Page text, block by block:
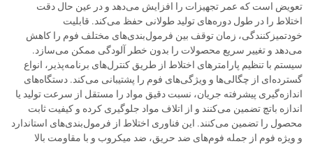
تعویض است که عمر تجهیزات را افزایش می‌دهد و در عین حال دقت
اختلاط را در طول دوره‌های تولید طولانی حفظ می‌کند. قابلیت
خودتمیزکنندگی، زمان توقف بین فرمول‌بندی‌های مختلف فوم را کاهش
می‌دهد و تغییر سریع محصولات را بدون خطر آلودگی ممکن می‌سازد.
سیستم با تنظیم پارامترهای اختلاط از طریق کنترل‌های برنامه‌پذیر، انواع
گسترده‌ای از چگالی‌ها و ویژگی‌های فوم را پشتیبانی می‌کند. دستگاه‌های
اندازه‌گیری پیشرفته جریان، نسبت دقیق مواد را مستقل از سرعت تولید یا
اندازه باتچ تضمین می‌کنند و از اتلاف مواد جلوگیری کرده و کیفیت ثابت
محصول را تضمین می‌کنند. این فناوری اختلاط از فرمول‌بندی‌های استاندارد
و ویژه فوم از جمله فوم‌های ضد حریق، ضد میکروب و با مقاومت بالا